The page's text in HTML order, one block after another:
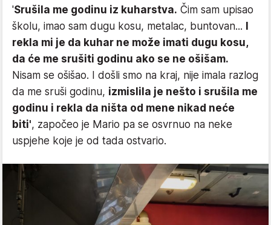
'Srušila me godinu iz kuharstva. Čim sam upisao
školu, imao sam dugu kosu, metalac, buntovan... I
rekla mi je da kuhar ne može imati dugu kosu,
da će me srušiti godinu ako se ne ošišam.
Nisam se ošišao. I došli smo na kraj, nije imala razlog
da me sruši godinu, izmislila je nešto i srušila me
godinu i rekla da ništa od mene nikad neće
biti', započeo je Mario pa se osvrnuo na neke
uspjehe koje je od tada ostvario.